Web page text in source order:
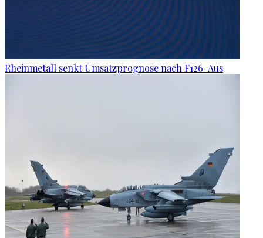
Rheinmetall senkt Umsatzprognose nach F126-Aus